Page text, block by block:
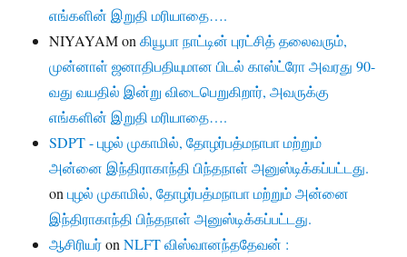
எங்களின் இறுதி மரியாதை….
NIYAYAMonகியூபா நாட்டின் புரட்சித் தலைவரும்,
முன்னாள் ஜனாதிபதியுமான பிடல் காஸ்ட்ரோ அவரது 90-
வது வயதில் இன்று விடைபெறுகிறார், அவருக்கு
எங்களின் இறுதி மரியாதை….
SDPT - புழல் முகாமில், தோழர்பத்மநாபா மற்றும்
அன்னை இந்திராகாந்தி பிந்தநாள் அனுஸ்டிக்கப்பட்டது.
onபுழல் முகாமில், தோழர்பத்மநாபா மற்றும் அன்னை
இந்திராகாந்தி பிந்தநாள் அனுஸ்டிக்கப்பட்டது.
ஆசிரியர்onNLFT விஸ்வானந்ததேவன் :